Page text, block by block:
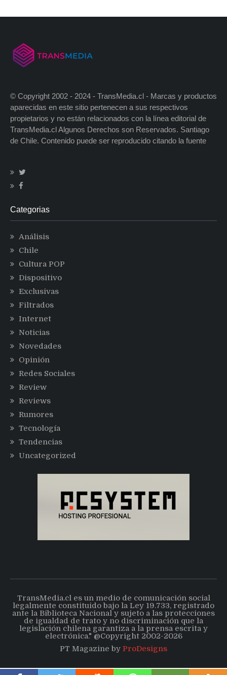
© Copyright 2002 - 2024 - TransMedia.cl - Marcas y productos
aparecidas en este sitio pertenecen a sus respectivos
propietarios y no están relacionados con la línea editorial de
TransMedia.cl Algunos Derechos son Reservados. Santiago
de Chile. Contenido puede ser reproducido citando la fuente
Categorias
Análisis
Chile
Cultura POP
Dispositivo
Exclusivas
Filtrados
Internet
Noticias
Novedades
Opinión
Redes Sociales
Review
Reviews
Rumores
Tecnología
Tendencias
Uncategorized
TransMedia.cl es un medio de comunicación social
legalmente constituido bajo la Ley 19.733, registrado
ante la Biblioteca Nacional y sujeto a las protecciones
de igualdad de trato y no discriminación que la
legislación chilena garantiza a la prensa escrita y
electrónica." @Copyright 2002-2026
PT Magazine by ProDesigns